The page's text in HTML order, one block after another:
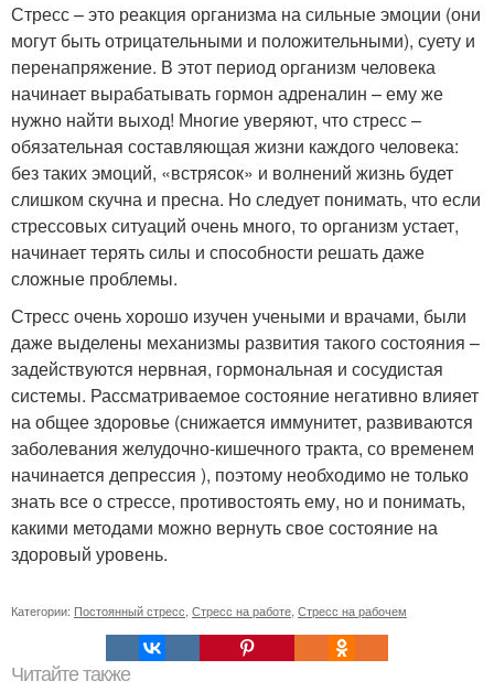
Стресс – это реакция организма на сильные эмоции (они
могут быть отрицательными и положительными), суету и
перенапряжение. В этот период организм человека
начинает вырабатывать гормон адреналин – ему же
нужно найти выход! Многие уверяют, что стресс –
обязательная составляющая жизни каждого человека:
без таких эмоций, «встрясок» и волнений жизнь будет
слишком скучна и пресна. Но следует понимать, что если
стрессовых ситуаций очень много, то организм устает,
начинает терять силы и способности решать даже
сложные проблемы.
Стресс очень хорошо изучен учеными и врачами, были
даже выделены механизмы развития такого состояния –
задействуются нервная, гормональная и сосудистая
системы. Рассматриваемое состояние негативно влияет
на общее здоровье (снижается иммунитет, развиваются
заболевания желудочно-кишечного тракта, со временем
начинается депрессия ), поэтому необходимо не только
знать все о стрессе, противостоять ему, но и понимать,
какими методами можно вернуть свое состояние на
здоровый уровень.
Категории: Постоянный стресс Стресс на работе Стресс на рабочем
Читайте также